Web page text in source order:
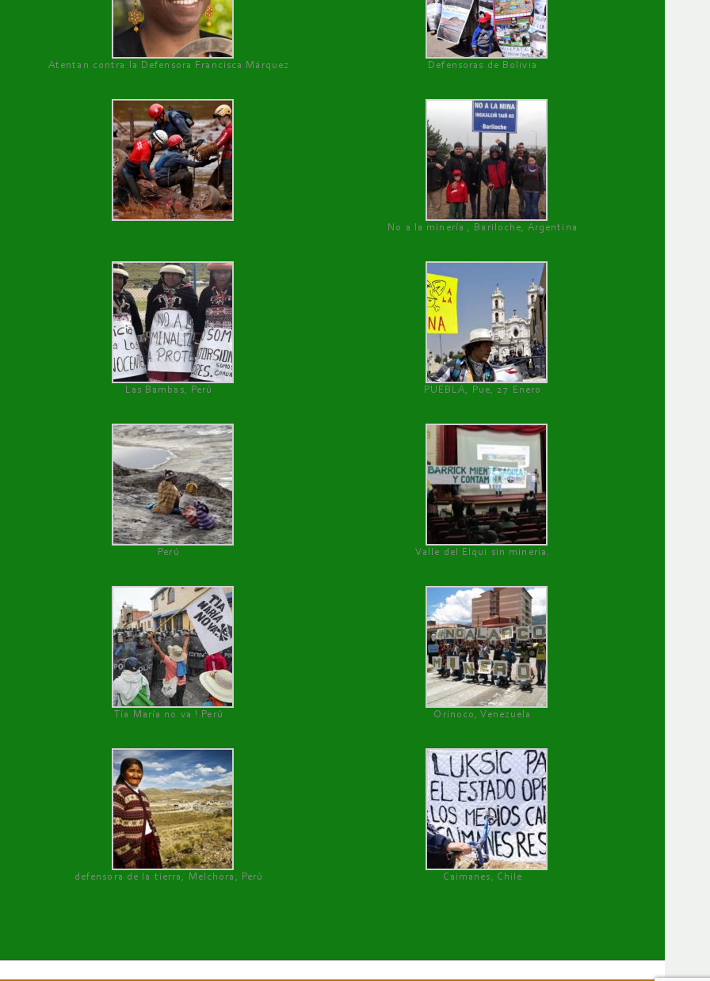
Atentan contra la Defensora Francisca Márquez Defensoras de Bolivia
No a la minería , Bariloche, Argentina
Las Bambas, Perú PUEBLA, Pue, 27 Enero
Perú Valle del Elqui sin minería.
Tía María no va ! Perú Orinoco, Venezuela
defensora de la tierra, Melchora, Perú Caimanes, Chile